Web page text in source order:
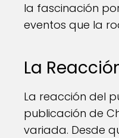
la fascinación
eventos que la
La
La reacción del
publicación de
variada. Desde